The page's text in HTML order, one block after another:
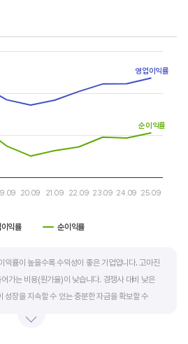
이어지기도 합니다. 심할 경우 경기 변동에 따라
values. Data ranges from 10.1
익률 순이익률
20.09 21.09 22.09 23.09 24.09 25.09
영업이익률
순이익률
익률이 높을수록 수익성이 좋은 기업입니다. 고마진
가는 비용(원가율)이 낮습니다. 경쟁사 대비 낮은
성장을 지속할 수 있는 충분한 자금을 확보할 수